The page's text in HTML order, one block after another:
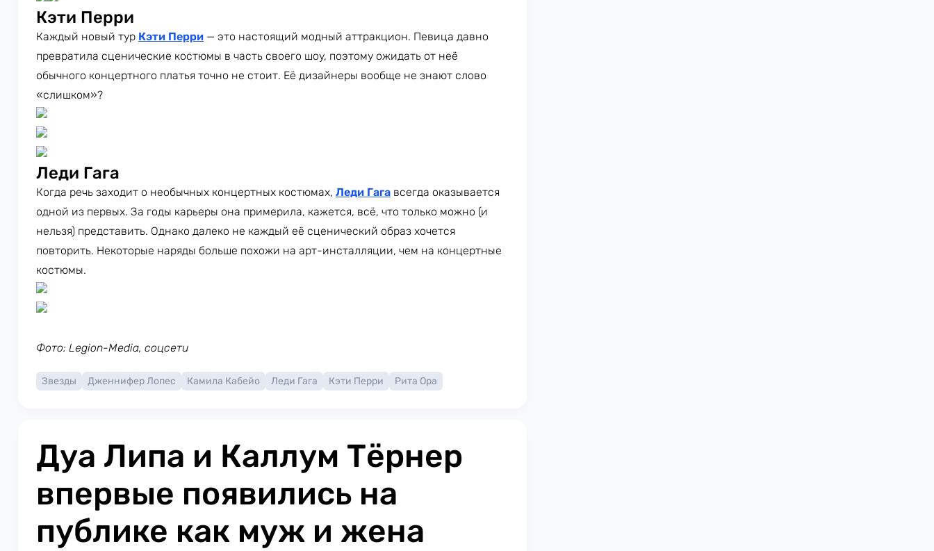
Кэти Перри
Каждый новый тур Кэти Перри — это настоящий модный аттракцион. Певица давно
превратила сценические костюмы в часть своего шоу, поэтому ожидать от неё
обычного концертного платья точно не стоит. Её дизайнеры вообще не знают слово
«слишком»?
Леди Гага
Когда речь заходит о необычных концертных костюмах, Леди Гага всегда оказывается
одной из первых. За годы карьеры она примерила, кажется, всё, что только можно (и
нельзя) представить. Однако далеко не каждый её сценический образ хочется
повторить. Некоторые наряды больше похожи на арт-инсталляции, чем на концертные
костюмы.
Фото: Legion-Media, соцсети
Звезды Дженнифер Лопес Камила Кабейо Леди Гага Кэти Перри Рита Ора
Дуа Липа и Каллум Тёрнер
впервые появились на
публике как муж и жена